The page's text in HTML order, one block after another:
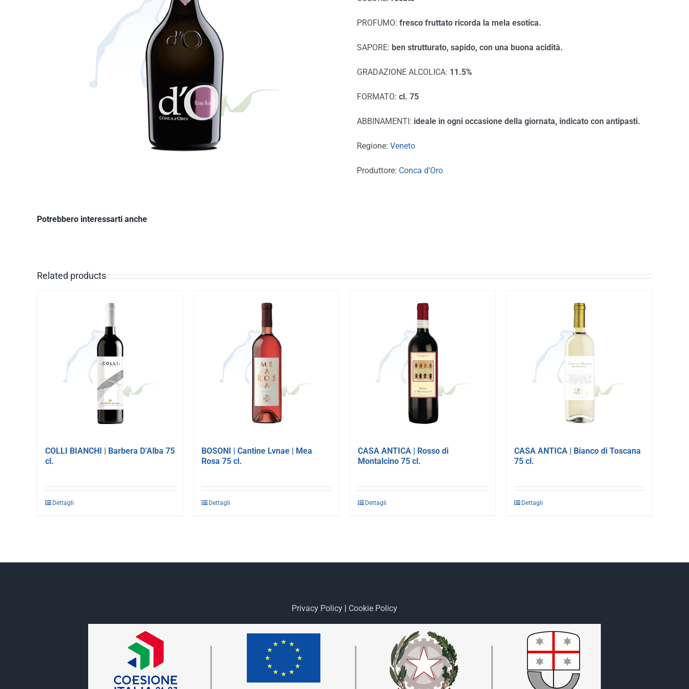
PROFUMO: fresco fruttato ricorda la mela esotica.
SAPORE: ben strutturato, sapido, con una buona acidità.
GRADAZIONE ALCOLICA: 11.5%
FORMATO: cl. 75
ABBINAMENTI: ideale in ogni occasione della giornata, indicato con antipasti.
Regione: Veneto
Produttore: Conca d'Oro
Potrebbero interessarti anche
Related products
COLLI BIANCHI | Barbera D’Alba 75
cl.
Dettagli
BOSONI | Cantine Lvnae | Mea
Rosa 75 cl.
Dettagli
CASA ANTICA | Rosso di
Montalcino 75 cl.
Dettagli
CASA ANTICA | Bianco di Toscana
75 cl.
Dettagli
Privacy Policy | Cookie Policy